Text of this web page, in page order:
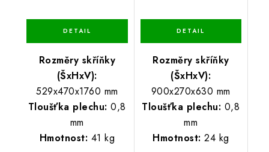
Rozměry skříňky
(ŠxHxV):
529x470x1760 mm
Tloušťka plechu: 0,8
mm
Hmotnost: 41 kg
Rozměry skříňky
(ŠxHxV):
900x270x630 mm
Tloušťka plechu: 0,8
mm
Hmotnost: 24 kg